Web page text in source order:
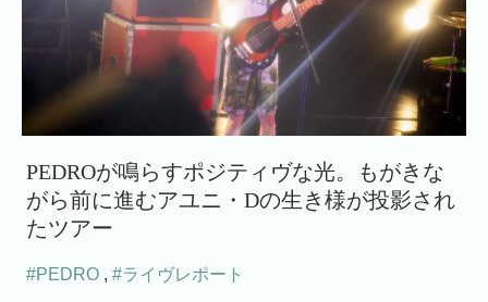
PEDROが鳴らすポジティヴな光。もがきな
がら前に進むアユニ・Dの生き様が投影され
たツアー
#PEDRO , #ライヴレポート